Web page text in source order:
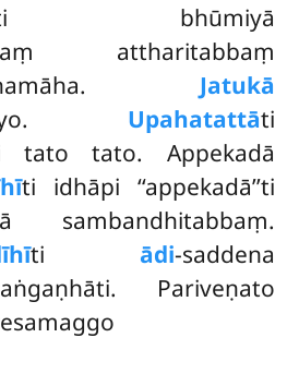
bhūmiyā
attharitabbaṃ
Jatukā
Upahatattāti
tato tato. Appekadā
ti idhāpi ‘‘appekadā’’ti
sambandhitabbaṃ.
ti ādi-saddena
Pariveṇato